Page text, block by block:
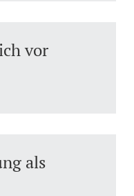
vor
als